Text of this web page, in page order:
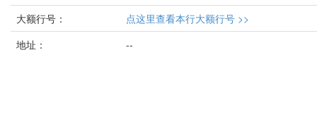
大额行号：
点这里查看本行大额行号 >>
地址：
--